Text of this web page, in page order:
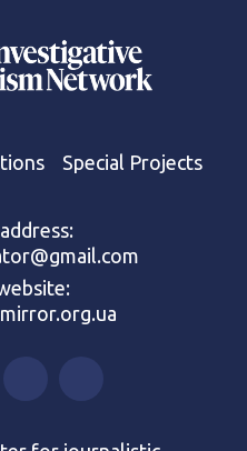
Special Projects